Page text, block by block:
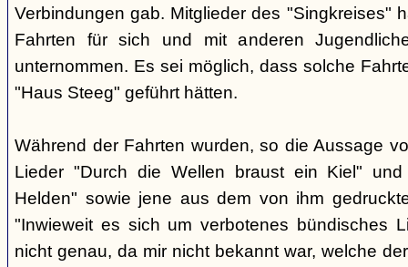
Verbindungen gab. Mitglieder des "Singkreises"
Fahrten für sich und mit anderen
unternommen. Es sei möglich, dass solche
"Haus Steeg" geführt hätten.
Während der Fahrten wurden, so die Aussage
Lieder "Durch die Wellen braust ein Kiel"
Helden" sowie jene aus dem von ihm
"Inwieweit es sich um verbotenes bündisches
nicht genau, da mir nicht bekannt war, welche